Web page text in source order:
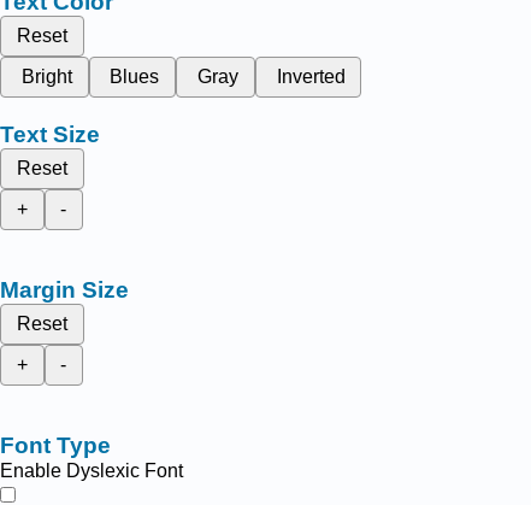
Reset
Bright
Blues Gray Inverted
Text Size
Reset
+
-
Margin Size
Reset
+
-
Font Type
Enable Dyslexic Font